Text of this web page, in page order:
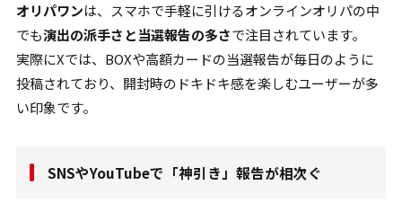
オリパワンは、スマホで手軽に引けるオンラインオリパの中
でも演出の派手さと当選報告の多さで注目されています。
実際にXでは、BOXや高額カードの当選報告が毎日のように
投稿されており、開封時のドキドキ感を楽しむユーザーが多
い印象です。
SNSやYouTubeで「神引き」報告が相次ぐ